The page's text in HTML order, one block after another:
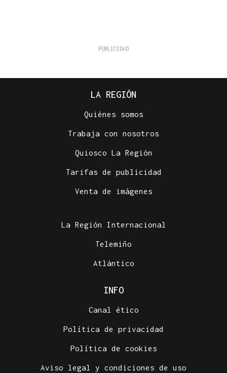
LA REGIÓN
Quiénes somos
Trabaja con nosotros
Quiosco La Región
Tarifas de publicidad
Venta de imágenes
La Región Internacional
Telemiño
Atlántico
INFO
Canal ético
Política de privacidad
Política de cookies
Aviso legal y condiciones de uso